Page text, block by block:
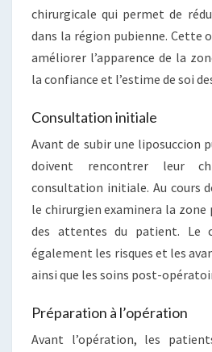
chirurgicale qui permet de
dans la région pubienne. Cette
améliorer l’apparence de la
la confiance et l’estime de soi
Consultation initiale
Avant de subir une liposuccion
doivent rencontrer leur
consultation initiale. Au cours
le chirurgien examinera la zone
des attentes du patient. Le
également les risques et les
ainsi que les soins post-
Préparation à l’opération
Avant l’opération, les